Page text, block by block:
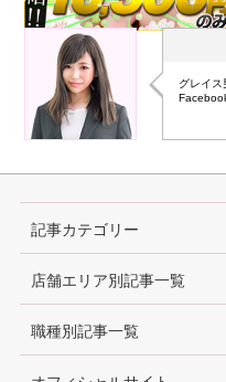
グレイス
記事カテゴリー
店舗エリア別記事一覧
職種別記事一覧